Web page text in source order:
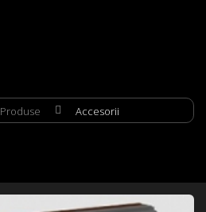
Produse Accesorii